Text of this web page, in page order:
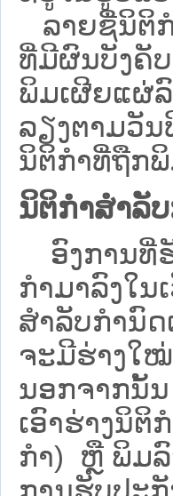
ລາຍຊື່ນິຕິ
ທີ່ມີຜົນບັງຄັ
ພິມເຜີຍແຜ່
ລຽງຕາມວັ
ນິຕິກຳທີ່ຖືກ
ນິຕິກຳສຳລັ
ອົງການທີ່ຮັ
ກຳມາລົງໃ
ສໍາລັບກໍານົ
ຈະມີຮ່າງໃ
ນອກຈາກນັ້
ເອົາຮ່າງນິຕິ
ກຳ) ຫຼື ພິມລົ